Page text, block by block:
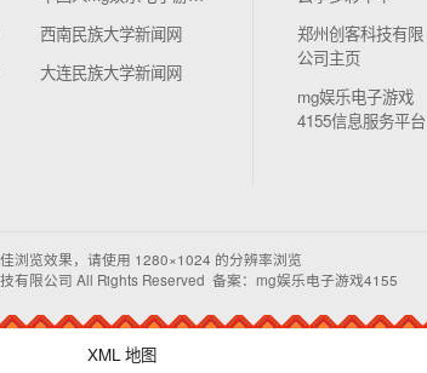
西南民族大学新闻网
大连民族大学新闻网
郑州创客科技有限
公司主页
mg娱乐电子游戏
4155信息服务平台
浏览效果，请使用 1280×1024 的分辨率浏览
有限公司 All Rights Reserved 备案：mg娱乐电子游戏4155
XML 地图